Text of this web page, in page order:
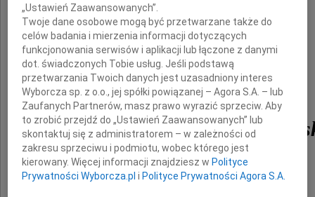
prof. Janusz
artysta-malarz
„Ustawień Zaawansowanych”.
Twoje dane osobowe mogą być przetwarzane także do
celów badania i mierzenia informacji dotyczących
funkcjonowania serwisów i aplikacji lub łączone z danymi
dot. świadczonych Tobie usług. Jeśli podstawą
przetwarzania Twoich danych jest uzasadniony interes
Wyborcza sp. z o.o., jej spółki powiązanej – Agora S.A. – lub
Zaufanych Partnerów, masz prawo wyrazić sprzeciw. Aby
to zrobić przejdź do „Ustawień Zaawansowanych” lub
skontaktuj się z administratorem – w zależności od
zakresu sprzeciwu i podmiotu, wobec którego jest
kierowany. Więcej informacji znajdziesz w Polityce
Prywatności Wyborcza.pl i Polityce Prywatności Agora S.A.